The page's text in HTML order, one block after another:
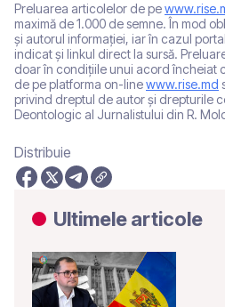
Preluarea articolelor de pe
maximă de 1.000 de semne. În mod
și autorul informației, iar în cazul
indicat și linkul direct la sursă.
doar în condițiile unui acord încheiat
de pe platforma on-linewww.rise.md
privind dreptul de autor și drepturile
Deontologic al Jurnalistului din R.
Distribuie
Ultimele articole